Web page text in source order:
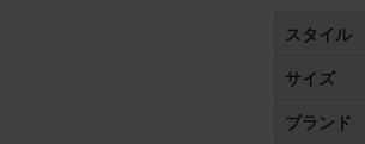
スタイル
サイズ
ブランド